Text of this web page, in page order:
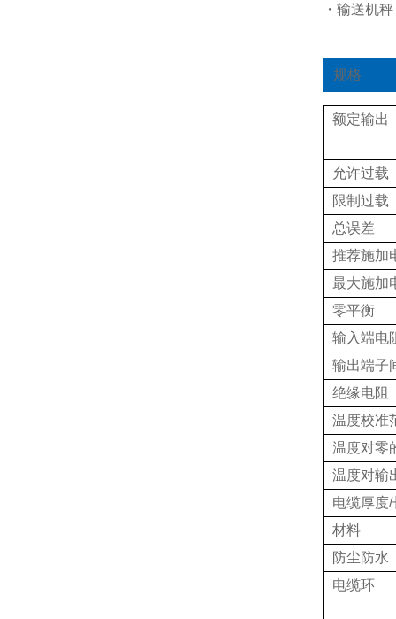
・输送机秤
规格
额定输出
允许过载
限制过载
总误差
推荐施加
最大施加
零平衡
输入端电
输出端子
绝缘电阻
温度校准
温度对零
温度对输
电缆厚度/
材料
防尘防水
电缆环